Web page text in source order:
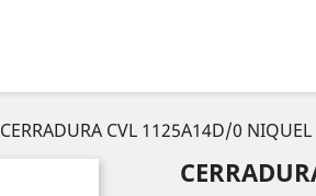
CERRADURA CVL 1125A14D/0 NIQUEL